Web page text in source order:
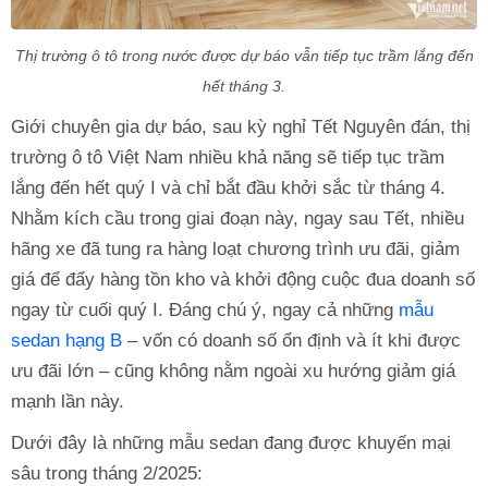
Thị trường ô tô trong nước được dự báo vẫn tiếp tục trầm lắng đến
hết tháng 3.
Giới chuyên gia dự báo, sau kỳ nghỉ Tết Nguyên đán, thị
trường ô tô Việt Nam nhiều khả năng sẽ tiếp tục trầm
lắng đến hết quý I và chỉ bắt đầu khởi sắc từ tháng 4.
Nhằm kích cầu trong giai đoạn này, ngay sau Tết, nhiều
hãng xe đã tung ra hàng loạt chương trình ưu đãi, giảm
giá để đẩy hàng tồn kho và khởi động cuộc đua doanh số
ngay từ cuối quý I. Đáng chú ý, ngay cả những mẫu
sedan hạng B – vốn có doanh số ổn định và ít khi được
ưu đãi lớn – cũng không nằm ngoài xu hướng giảm giá
mạnh lần này.
Dưới đây là những mẫu sedan đang được khuyến mại
sâu trong tháng 2/2025: